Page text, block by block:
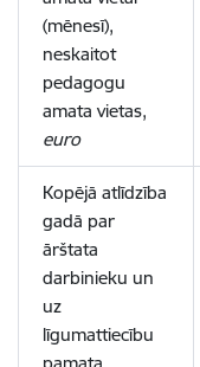
(mēnesī),
neskaitot
pedagogu
amata vietas,
euro
Kopējā atlīdzība
gadā par
ārštata
darbinieku un
uz
līgumattiecību